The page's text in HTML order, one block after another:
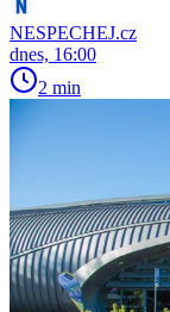
NESPECHEJ.cz
dnes, 16:00
2 min